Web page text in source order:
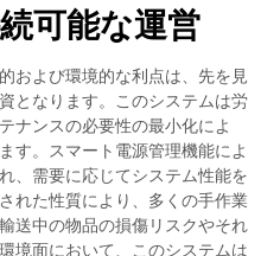
可能な運営
および環境的な利点は、先を見
となります。このシステムは労
ナンスの必要性の最小化によ
す。スマート電源管理機能によ
、需要に応じてシステム性能を
れた性質により、多くの手作業
送中の物品の損傷リスクやそれ
境面において、このシステムは